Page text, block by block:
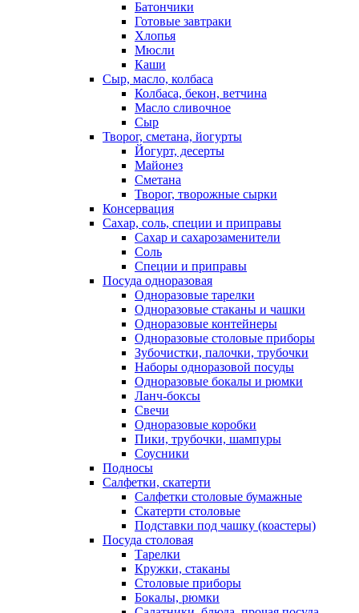
Батончики
Готовые завтраки
Хлопья
Мюсли
Каши
Сыр, масло, колбаса
Колбаса, бекон, ветчина
Масло сливочное
Сыр
Творог, сметана, йогурты
Йогурт, десерты
Майонез
Сметана
Творог, творожные сырки
Консервация
Сахар, соль, специи и приправы
Сахар и сахарозаменители
Соль
Специи и приправы
Посуда одноразовая
Одноразовые тарелки
Одноразовые стаканы и чашки
Одноразовые контейнеры
Одноразовые столовые приборы
Зубочистки, палочки, трубочки
Наборы одноразовой посуды
Одноразовые бокалы и рюмки
Ланч-боксы
Свечи
Одноразовые коробки
Пики, трубочки, шампуры
Соусники
Подносы
Салфетки, скатерти
Салфетки столовые бумажные
Скатерти столовые
Подставки под чашку (коастеры)
Посуда столовая
Тарелки
Кружки, стаканы
Столовые приборы
Бокалы, рюмки